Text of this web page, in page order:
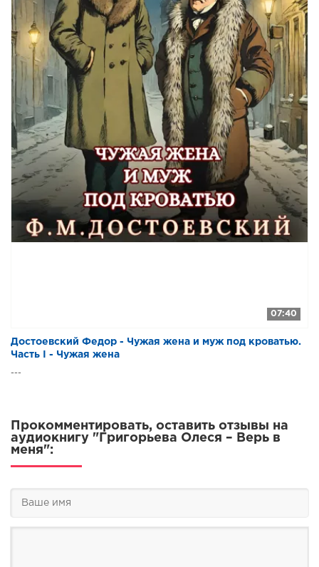
07:40
Достоевский Федор - Чужая жена и муж под кроватью.
Часть I - Чужая жена
---
Прокомментировать, оставить отзывы на
аудиокнигу "Григорьева Олеся – Верь в
меня":